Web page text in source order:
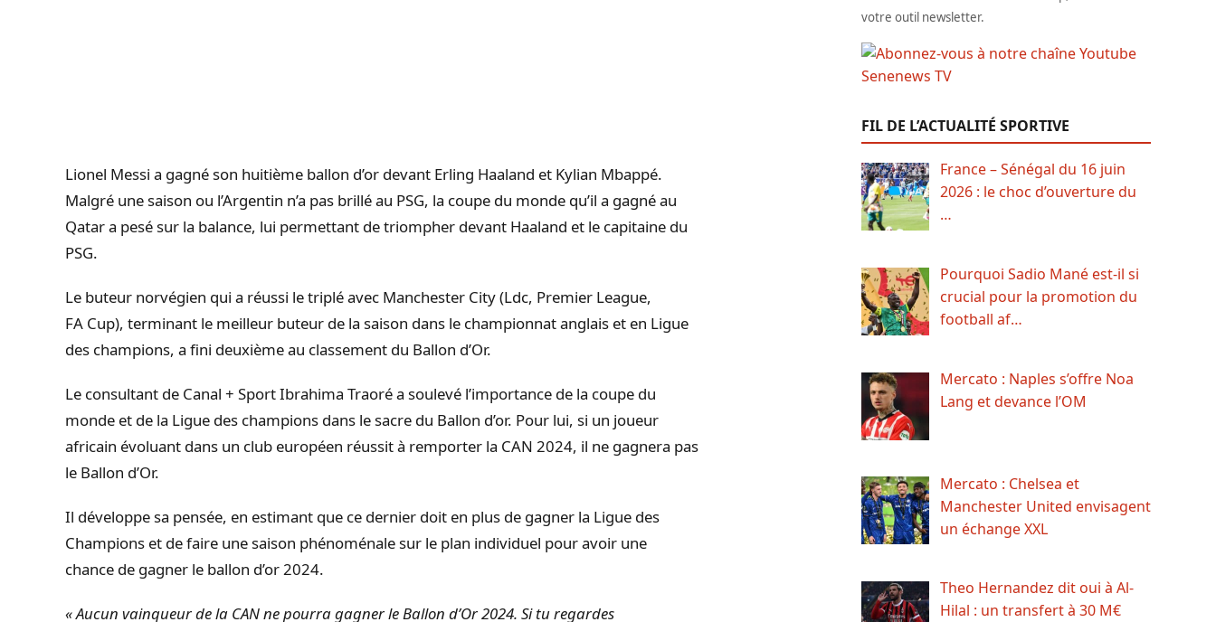
Lionel Messi a gagné son huitième ballon d’or devant Erling Haaland et Kylian Mbappé.
Malgré une saison ou l’Argentin n’a pas brillé au PSG, la coupe du monde qu’il a gagné au
Qatar a pesé sur la balance, lui permettant de triompher devant Haaland et le capitaine du
PSG.
Le buteur norvégien qui a réussi le triplé avec Manchester City (Ldc, Premier League,
FA Cup), terminant le meilleur buteur de la saison dans le championnat anglais et en Ligue
des champions, a fini deuxième au classement du Ballon d’Or.
Le consultant de Canal + Sport Ibrahima Traoré a soulevé l’importance de la coupe du
monde et de la Ligue des champions dans le sacre du Ballon d’or. Pour lui, si un joueur
africain évoluant dans un club européen réussit à remporter la CAN 2024, il ne gagnera pas
le Ballon d’Or.
Il développe sa pensée, en estimant que ce dernier doit en plus de gagner la Ligue des
Champions et de faire une saison phénoménale sur le plan individuel pour avoir une
chance de gagner le ballon d’or 2024.
« Aucun vainqueur de la CAN ne pourra gagner le Ballon d’Or 2024. Si tu regardes
votre outil newsletter.
FIL DE L’ACTUALITÉ SPORTIVE
France – Sénégal du 16 juin
2026 : le choc d’ouverture du
…
Pourquoi Sadio Mané est-il si
crucial pour la promotion du
football af…
Mercato : Naples s’offre Noa
Lang et devance l’OM
Mercato : Chelsea et
Manchester United envisagent
un échange XXL
Theo Hernandez dit oui à Al-
Hilal : un transfert à 30 M€